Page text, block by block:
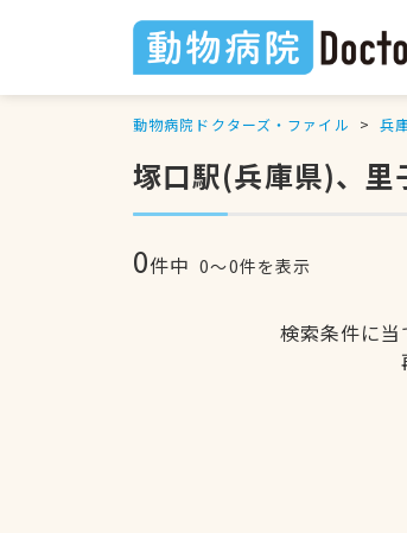
動物病院ドクターズ・ファイル 兵
塚口駅(兵庫県)、里
0件中 0〜0件を表示
検索条件に当